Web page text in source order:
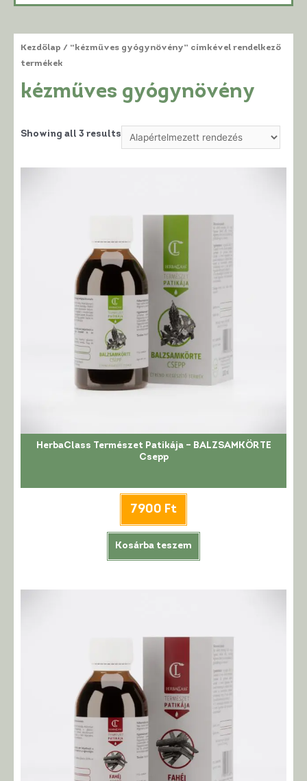
Kezdőlap / “kézműves gyógynövény” címkével rendelkező
termékek
kézműves gyógynövény
Showing all 3 results
HerbaClass Természet Patikája – BALZSAMKÖRTE
Csepp
7900 Ft
Kosárba teszem